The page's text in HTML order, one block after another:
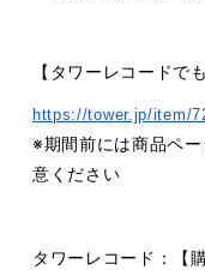
【タワーレコードで
https://tower.jp/item/
※期間前には商品ペ
意ください
タワーレコード：【